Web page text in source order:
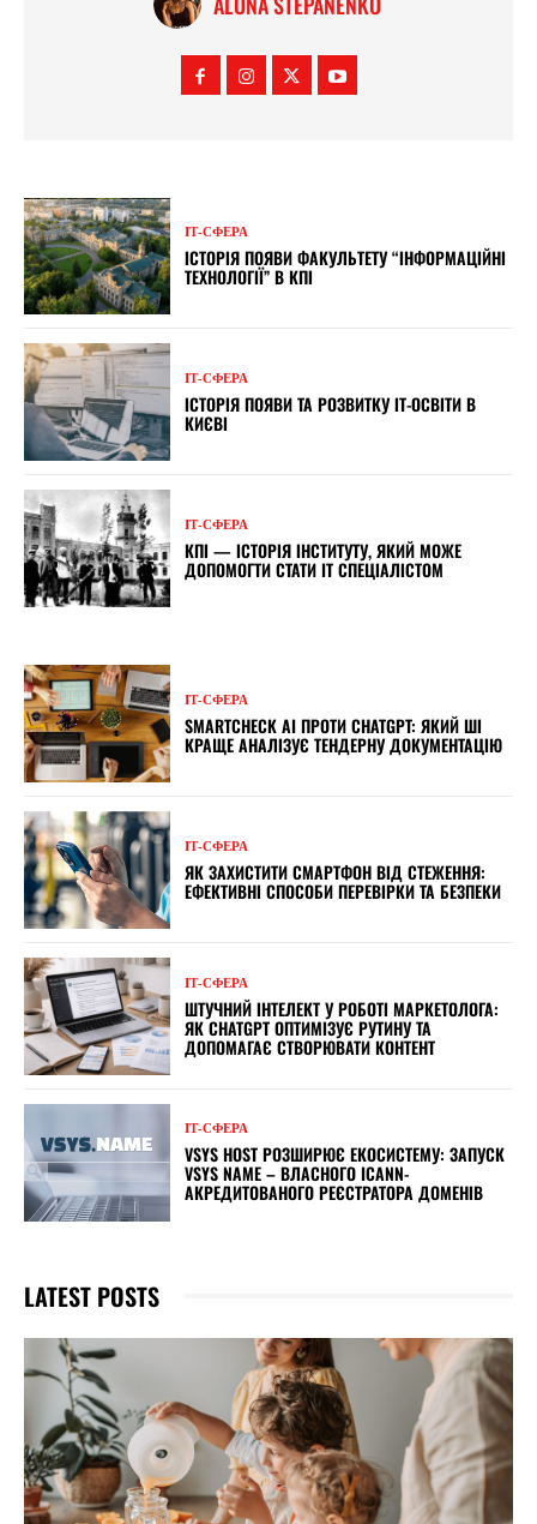
ІТ-СФЕРА
ІСТОРІЯ ПОЯВИ ФАКУЛЬТЕТУ “ІНФОРМАЦІЙНІ
ТЕХНОЛОГІЇ” В КПІ
ІТ-СФЕРА
ІСТОРІЯ ПОЯВИ ТА РОЗВИТКУ ІТ-ОСВІТИ В
КИЄВІ
ІТ-СФЕРА
КПІ — ІСТОРІЯ ІНСТИТУТУ, ЯКИЙ МОЖЕ
ДОПОМОГТИ СТАТИ IT СПЕЦІАЛІСТОМ
ІТ-СФЕРА
SMARTCHECK AI ПРОТИ CHATGPT: ЯКИЙ ШІ
КРАЩЕ АНАЛІЗУЄ ТЕНДЕРНУ ДОКУМЕНТАЦІЮ
ІТ-СФЕРА
ЯК ЗАХИСТИТИ СМАРТФОН ВІД СТЕЖЕННЯ:
ЕФЕКТИВНІ СПОСОБИ ПЕРЕВІРКИ ТА БЕЗПЕКИ
ІТ-СФЕРА
ШТУЧНИЙ ІНТЕЛЕКТ У РОБОТІ МАРКЕТОЛОГА:
ЯК CHATGPT ОПТИМІЗУЄ РУТИНУ ТА
ДОПОМАГАЄ СТВОРЮВАТИ КОНТЕНТ
ІТ-СФЕРА
VSYS HOST РОЗШИРЮЄ ЕКОСИСТЕМУ: ЗАПУСК
VSYS NAME – ВЛАСНОГО ICANN-
АКРЕДИТОВАНОГО РЕЄСТРАТОРА ДОМЕНІВ
LATEST POSTS